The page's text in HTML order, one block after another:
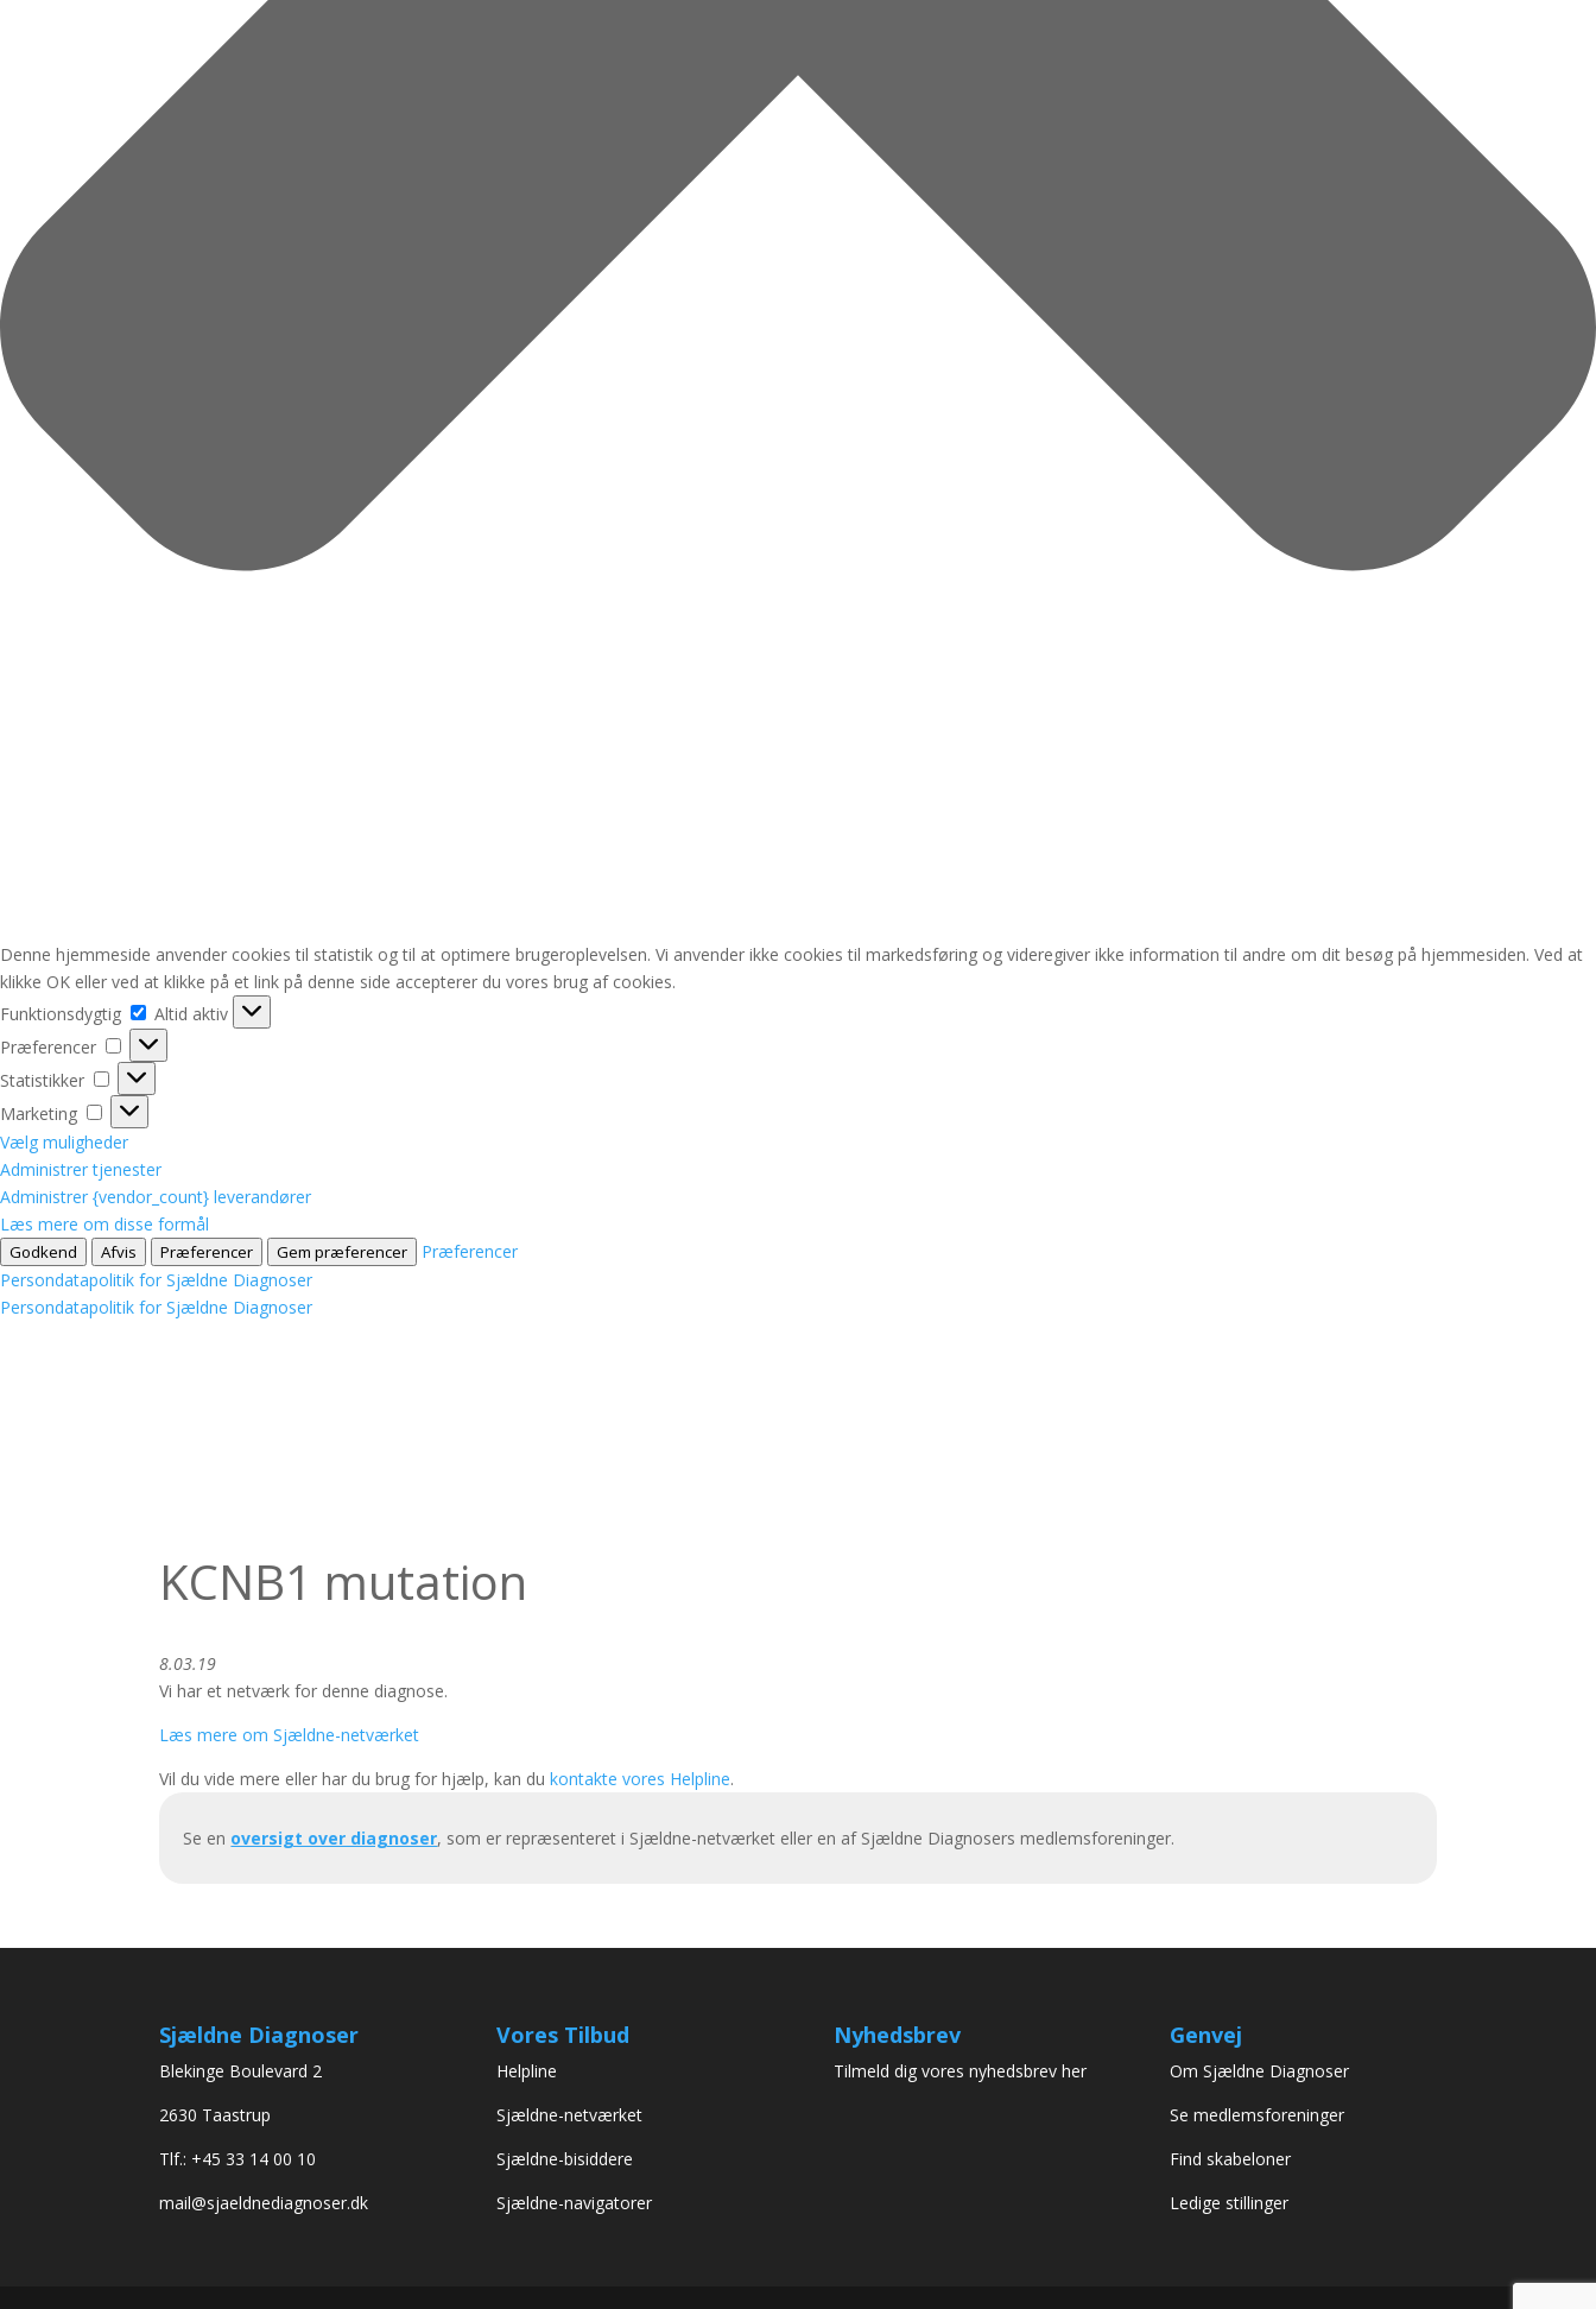
Denne hjemmeside anvender cookies til statistik og til at optimere brugeroplevelsen. Vi anvender ikke cookies til markedsføring og videregiver ikke information til andre om dit besøg på hjemmesiden. Ved at
klikke OK eller ved at klikke på et link på denne side accepterer du vores brug af cookies.
Funktionsdygtig
Funktionsdygtig
Altid aktiv
Præferencer
Præferencer
Statistikker
Statistikker
Marketing
Marketing
Vælg muligheder
Administrer tjenester
Administrer {vendor_count} leverandører
Læs mere om disse formål
Godkend Afvis Præferencer Gem præferencer
Præferencer
Persondatapolitik for Sjældne Diagnoser
Persondatapolitik for Sjældne Diagnoser
KCNB1 mutation
8.03.19
Vi har et netværk for denne diagnose.
Læs mere om Sjældne-netværket
Vil du vide mere eller har du brug for hjælp, kan dukontakte vores Helpline.
Se en oversigt over diagnoser, som er repræsenteret i Sjældne-netværket eller en af Sjældne Diagnosers medlemsforeninger.
Sjældne Diagnoser
Blekinge Boulevard 2
2630 Taastrup
Tlf.: +45 33 14 00 10
mail@sjaeldnediagnoser.dk
Vores Tilbud
Helpline
Sjældne-netværket
Sjældne-bisiddere
Sjældne-navigatorer
Nyhedsbrev
Tilmeld dig vores nyhedsbrev her
Genvej
Om Sjældne Diagnoser
Se medlemsforeninger
Find skabeloner
Ledige stillinger